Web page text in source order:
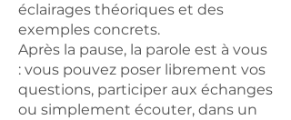
éclairages théoriques et des
exemples concrets.
Après la pause, la parole est à vous
: vous pouvez poser librement vos
questions, participer aux échanges
ou simplement écouter, dans un